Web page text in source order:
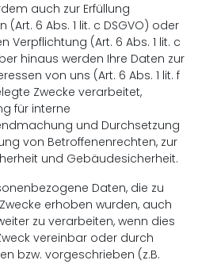
auch zur Erfüllung
6 Abs. 1 lit. c DSGVO) oder
Verpflichtung (Art. 6 Abs. 1 lit. c
hinaus werden Ihre Daten zur
von uns (Art. 6 Abs. 1 lit. f
Zwecke verarbeitet,
für interne
und Durchsetzung
von Betroffenenrechten, zur
und Gebäudesicherheit.
Daten, die zu
erhoben wurden, auch
zu verarbeiten, wenn dies
vereinbar oder durch
bzw. vorgeschrieben (z.B.